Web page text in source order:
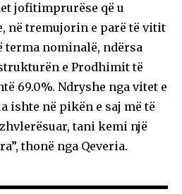
jofitimprurëse që u
në tremujorin e parë të vitit
terma nominalë, ndërsa
e Prodhimit të
69.0%. Ndryshe nga vitet e
ishte në pikën e saj më të
tani kemi një
thonë nga Qeveria.